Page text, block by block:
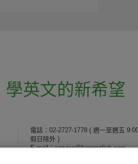
學英文的新希望
電話：02-2727-1778 ( 週一至週五
假日除外 )
E-mail：service@hopenglish.com